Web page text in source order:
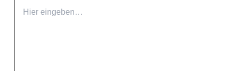
eingeben…